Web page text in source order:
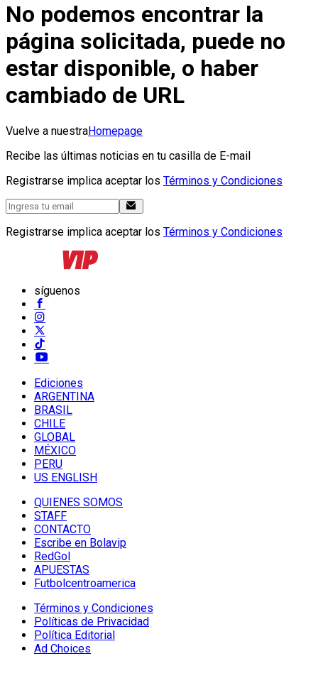
No podemos encontrar la
página solicitada, puede no
estar disponible, o haber
cambiado de URL
Vuelve a nuestraHomepage
Recibe las últimas noticias en tu casilla de E-mail
Registrarse implica aceptar los Términos y Condiciones
Registrarse implica aceptar los Términos y Condiciones
síguenos
Ediciones
ARGENTINA
BRASIL
CHILE
GLOBAL
MÉXICO
PERU
US ENGLISH
QUIENES SOMOS
STAFF
CONTACTO
Escribe en Bolavip
RedGol
APUESTAS
Futbolcentroamerica
Términos y Condiciones
Políticas de Privacidad
Política Editorial
Ad Choices